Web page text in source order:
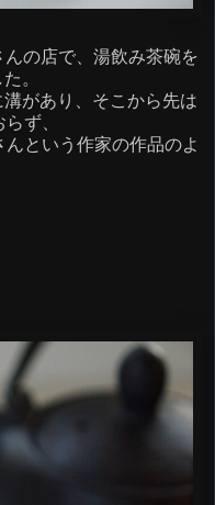
の店で、湯飲み茶碗を
。
があり、そこから先は
ず、
という作家の作品のよ